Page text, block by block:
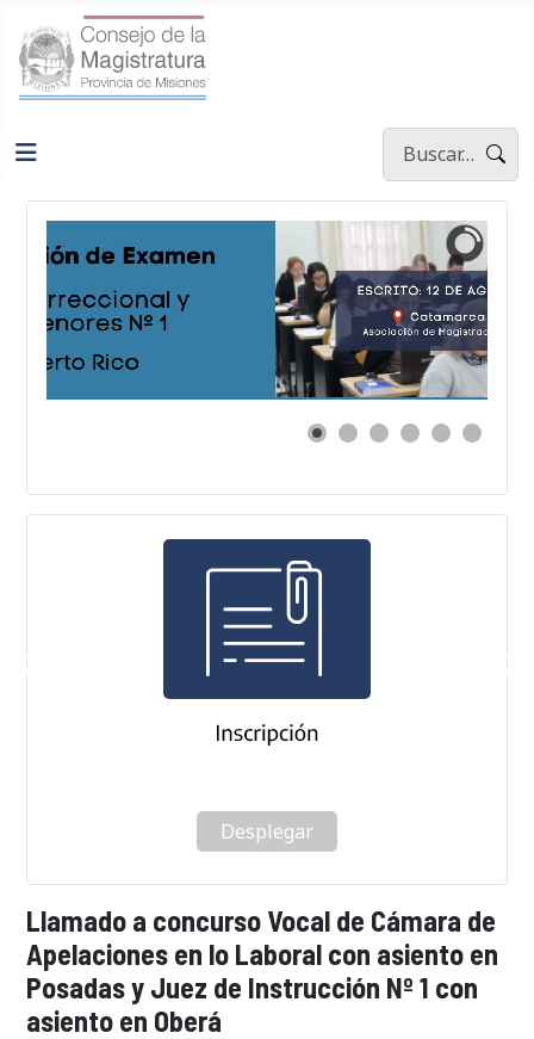
Buscar
Type 2 or more
Desplegar
Llamado a concurso Vocal de Cámara de
Apelaciones en lo Laboral con asiento en
Posadas y Juez de Instrucción Nº 1 con
asiento en Oberá